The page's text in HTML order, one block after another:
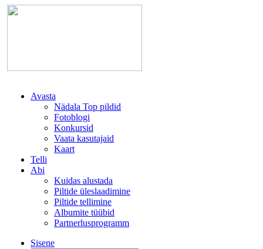
Avasta
Nädala Top pildid
Fotoblogi
Konkursid
Vaata kasutajaid
Kaart
Telli
Abi
Kuidas alustada
Piltide üleslaadimine
Piltide tellimine
Albumite tüübid
Partnerlusprogramm
Sisene